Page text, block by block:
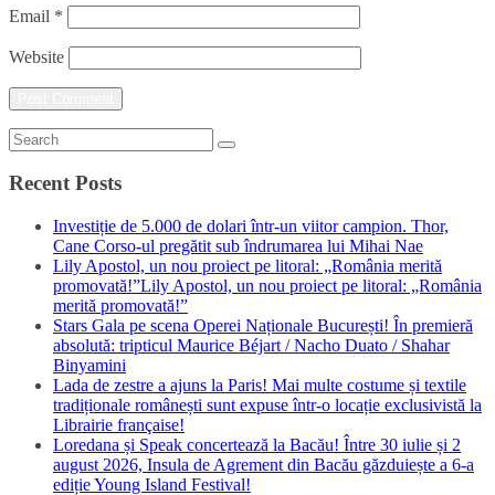
Email *
Website
Recent Posts
Investiție de 5.000 de dolari într-un viitor campion. Thor,
Cane Corso-ul pregătit sub îndrumarea lui Mihai Nae
Lily Apostol, un nou proiect pe litoral: „România merită
promovată!”Lily Apostol, un nou proiect pe litoral: „România
merită promovată!”
Stars Gala pe scena Operei Naționale București! În premieră
absolută: tripticul Maurice Béjart / Nacho Duato / Shahar
Binyamini
Lada de zestre a ajuns la Paris! Mai multe costume și textile
tradiționale românești sunt expuse într-o locație exclusivistă la
Librairie française!
Loredana și Speak concertează la Bacău! Între 30 iulie și 2
august 2026, Insula de Agrement din Bacău găzduiește a 6-a
ediție Young Island Festival!